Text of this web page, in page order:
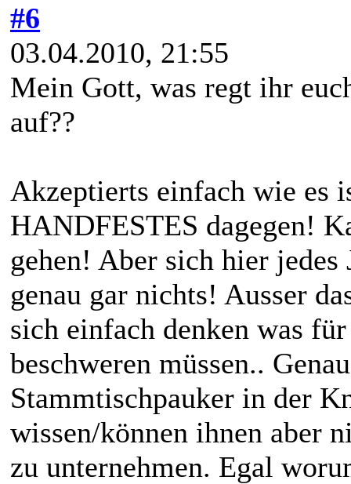
#6
03.04.2010, 21:55
Mein Gott, was regt ihr
auf??
Akzeptierts einfach wie es
HANDFESTES dagegen!
gehen! Aber sich hier
genau gar nichts! Ausser
sich einfach denken was
beschweren müssen..
Stammtischpauker in der
wissen/können ihnen aber
zu unternehmen. Egal